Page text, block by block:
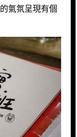
氣氛呈現有個